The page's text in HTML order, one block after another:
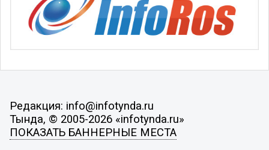
Редакция: info@infotynda.ru
Тында, © 2005-2026 «infotynda.ru»
ПОКАЗАТЬ БАННЕРНЫЕ МЕСТА